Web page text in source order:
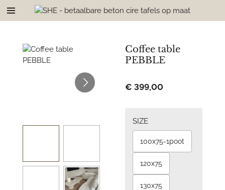
Ga
direct
hoofdinhoud
Coffee table
PEBBLE
€ 399,00
SIZE
100x75-1poot
120x75
130x75